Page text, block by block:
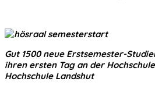
Gut 1500 neue Erstsemester-
ihren ersten Tag an der
Hochschule Landshut